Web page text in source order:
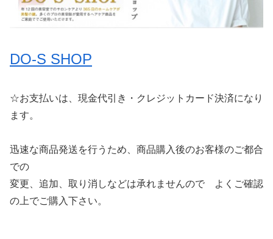
DO-S SHOP
☆お支払いは、現金代引き・クレジットカード決済になり
ます。
迅速な商品発送を行うため、商品購入後のお客様のご都合
での
変更、追加、取り消しなどは承れませんので よくご確認
の上でご購入下さい。